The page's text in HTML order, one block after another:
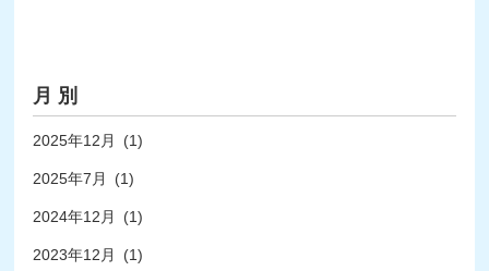
月 別
2025年12月 (1)
2025年7月 (1)
2024年12月 (1)
2023年12月 (1)